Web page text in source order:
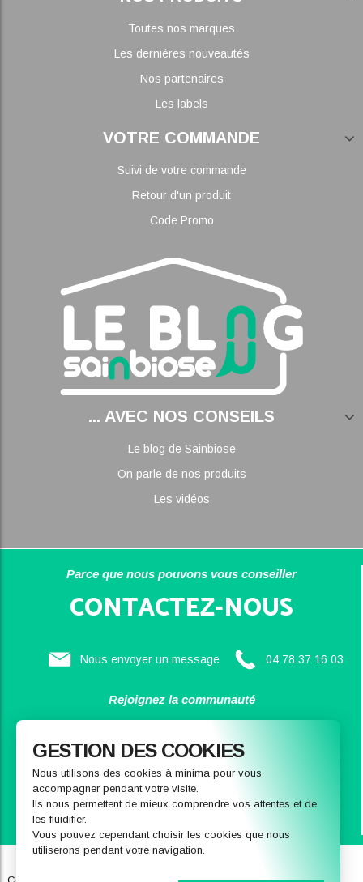
Toutes nos marques
Les dernières nouveautés
Nos partenaires
Les labels
VOTRE COMMANDE
Suivi de votre commande
Retour d'un produit
Code Promo
... AVEC NOS CONSEILS
Le blog de Sainbiose
On parle de nos produits
Les vidéos
Parce que nous pouvons vous conseiller
CONTACTEZ-NOUS
Nous envoyer un message 04 78 37 16 03
Rejoignez la communauté
SAINBIOSE
GESTION DES COOKIES
Nous utilisons des cookies à minima pour vous
accompagner pendant votre visite.
Ils nous permettent de mieux comprendre vos attentes et de
les fluidifier.
Vous pouvez cependant choisir les cookies que nous
utiliserons pendant votre navigation.